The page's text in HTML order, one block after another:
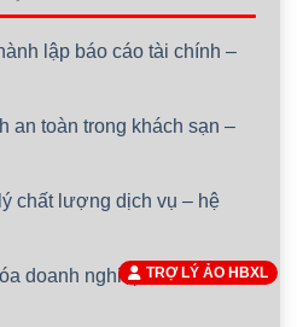
lập báo cáo tài chính –
an toàn trong khách sạn –
chất lượng dịch vụ – hệ
doanh nghiệp – hệ Cao
TRỢ LÝ ẢO HBXL